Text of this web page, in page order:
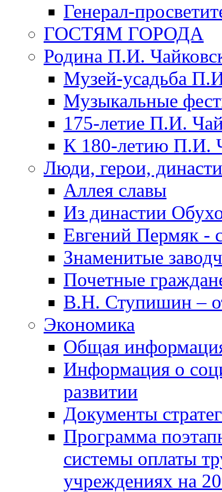
Генерал-
ГОСТЯМ ГОРОДА
Родина П.И.
Музей-усадьба
Музыкальные
175-летие П.И.
К 180-летию П.И.
Люди, герои,
Аллея славы
Из династии
Евгений Пермяк -
Знаменитые
Почетные
В.Н. Ступишин –
Экономика
Общая
Информация о
развитии
Документы
Программа
системы оплаты
учреждениях на